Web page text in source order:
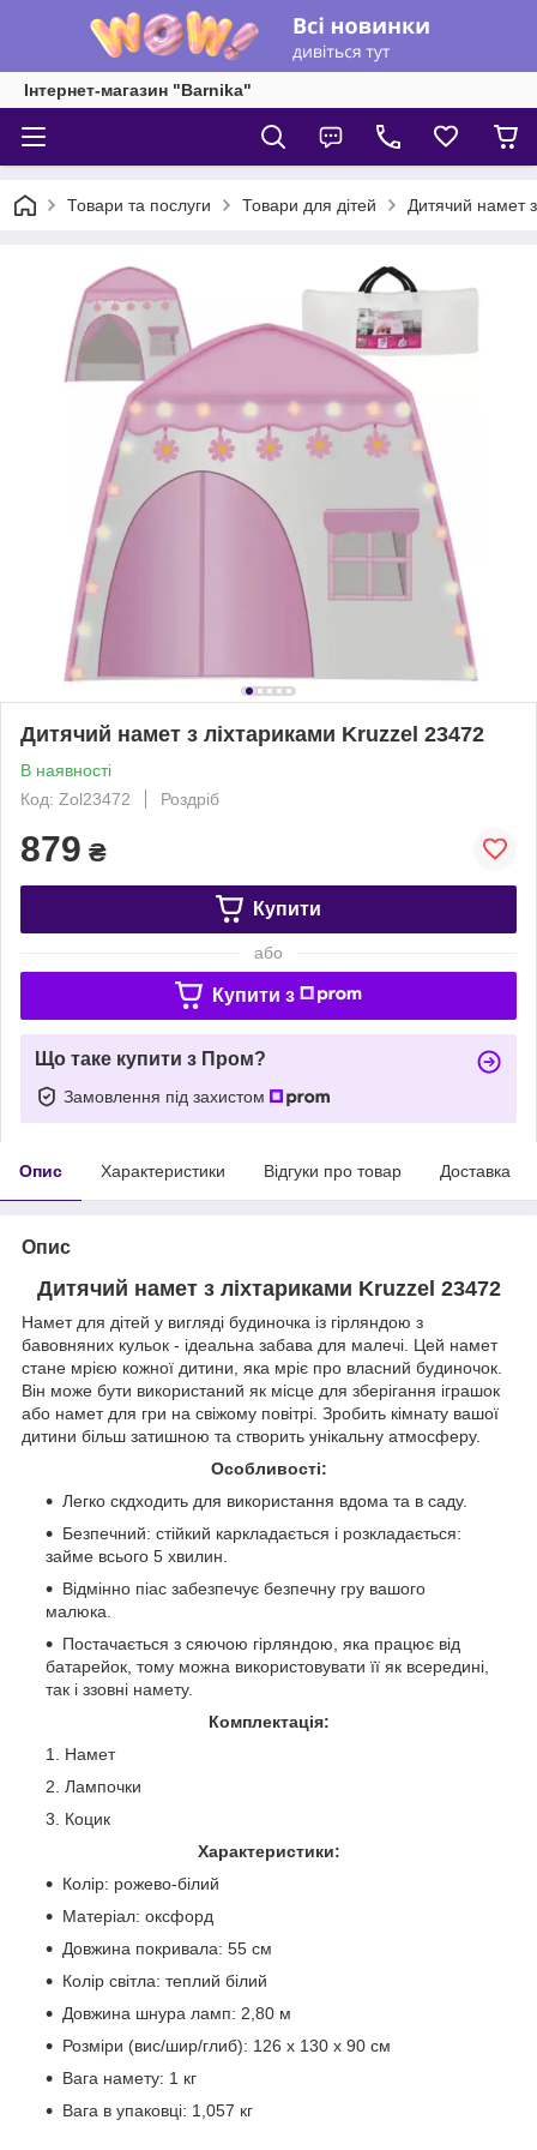
Інтернет-магазин "Barnika"
Товари та послуги Товари для дітей Дитячий намет
Дитячий намет з ліхтариками Kruzzel 23472
В наявності
Код: Zol23472
Роздріб
879 ₴
Купити
або
Купити з
Що таке купити з Пром?
Замовлення під захистом
Опис Характеристики Відгуки про товар Доставка
Опис
Дитячий намет з ліхтариками Kruzzel 23472
Намет для дітей у вигляді будиночка із гірляндою з
бавовняних кульок - ідеальна забава для малечі. Цей намет
стане мрією кожної дитини, яка мріє про власний будиночок.
Він може бути використаний як місце для зберігання іграшок
або намет для гри на свіжому повітрі. Зробить кімнату вашої
дитини більш затишною та створить унікальну атмосферу.
Особливості:
Легко скдходить для використання вдома та в саду.
Безпечний: стійкий каркладається і розкладається:
займе всього 5 хвилин.
Відмінно піас забезпечує безпечну гру вашого
малюка.
Постачається з сяючою гірляндою, яка працює від
батарейок, тому можна використовувати її як всередині,
так і ззовні намету.
Комплектація:
Намет
Лампочки
Коцик
Характеристики:
Колір: рожево-білий
Матеріал: оксфорд
Довжина покривала: 55 см
Колір світла: теплий білий
Довжина шнура ламп: 2,80 м
Розміри (вис/шир/глиб): 126 x 130 x 90 см
Вага намету: 1 кг
Вага в упаковці: 1,057 кг